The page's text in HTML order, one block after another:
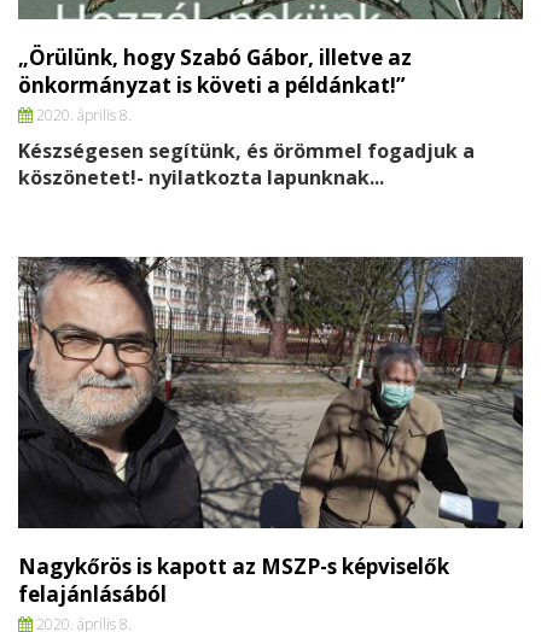
„Örülünk, hogy Szabó Gábor, illetve az
önkormányzat is követi a példánkat!”
2020. április 8.
Készségesen segítünk, és örömmel fogadjuk a
köszönetet!- nyilatkozta lapunknak...
Nagykőrös is kapott az MSZP-s képviselők
felajánlásából
2020. április 8.